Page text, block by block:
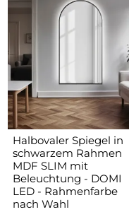
Halbovaler Spiegel in
schwarzem Rahmen
MDF SLIM mit
Beleuchtung - DOMI
LED - Rahmenfarbe
nach Wahl